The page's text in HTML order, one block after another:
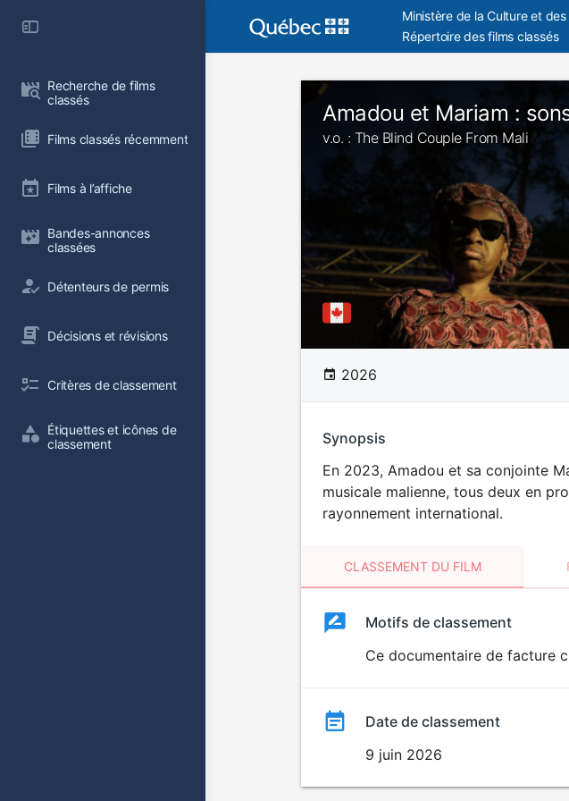
Recherche de films
classés
Films classés récemment
Films à l’affiche
Bandes-annonces
classées
Détenteurs de permis
Décisions et révisions
Critères de classement
Étiquettes et icônes de
classement
Ministère de la Culture et
Répertoire des films classés
Amadou et Mariam :
v.o. : The Blind Couple From Mali
2026
Synopsis
En 2023, Amadou et sa conjointe
musicale malienne, tous deux en
rayonnement international.
CLASSEMENT DU FILM
ClassementClassement
Motifs de classement
Ce documentaire de facture
Date de classement
9 juin 2026